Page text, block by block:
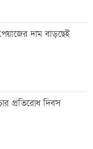
রোধে
১১ দলের লংমার্চের
দাম বাড়ছেই
প্রতিরোধ দিবস